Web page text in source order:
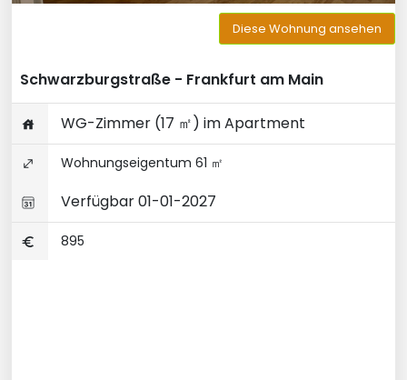
Diese Wohnung ansehen
Schwarzburgstraße - Frankfurt am Main
WG-Zimmer (17 ㎡) im Apartment
Wohnungseigentum 61 ㎡
Verfügbar 01-01-2027
895